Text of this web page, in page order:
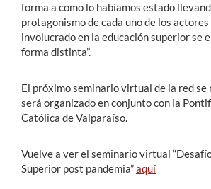
forma a como lo habíamos estado
protagonismo de cada uno de los
involucrado en la educación superior se
forma distinta”.
El próximo seminario virtual de la red
será organizado en conjunto con la
Católica de Valparaíso.
Vuelve a ver el seminario virtual
Superior post pandemia”aquí